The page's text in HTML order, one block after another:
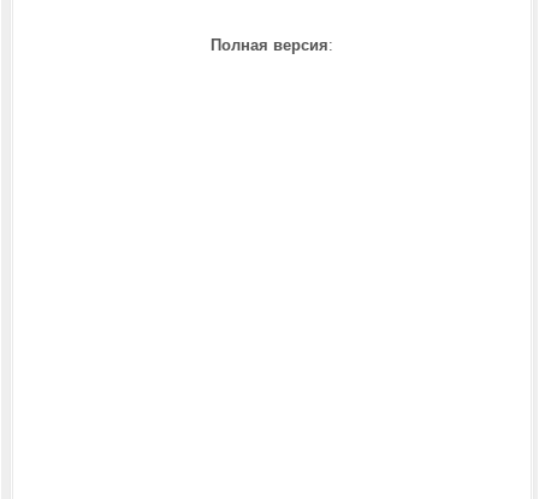
Полная версия: